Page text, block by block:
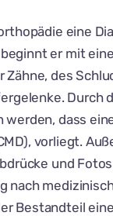
eine
er mit
des
Durch
dass
vorliegt.
und
nach
Bestandteil